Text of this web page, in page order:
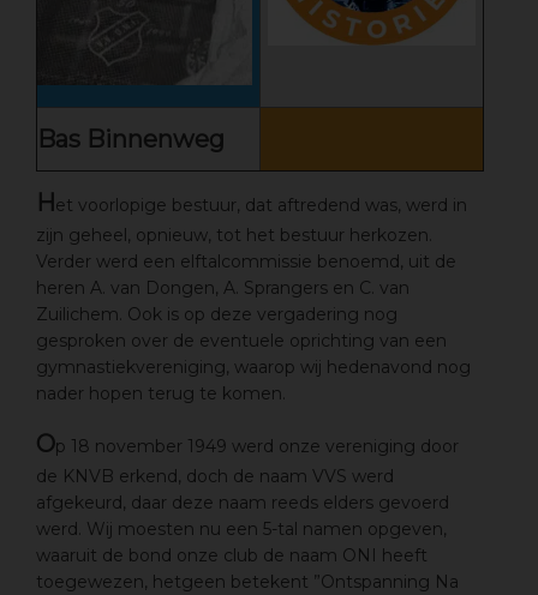
Bas Binnenweg
H et voorlopige bestuur, dat aftredend was, werd in
zijn geheel, opnieuw, tot het bestuur herkozen.
Verder werd een elftalcommissie benoemd, uit de
heren A. van Dongen, A. Sprangers en C. van
Zuilichem. Ook is op deze vergadering nog
gesproken over de eventuele oprichting van een
gymnastiekvereniging, waarop wij hedenavond nog
nader hopen terug te komen.
Op 18 november 1949 werd onze vereniging door
de KNVB erkend, doch de naam VVS werd
afgekeurd, daar deze naam reeds elders gevoerd
werd. Wij moesten nu een 5-tal namen opgeven,
waaruit de bond onze club de naam ONI heeft
toegewezen, hetgeen betekent ”Ontspanning Na